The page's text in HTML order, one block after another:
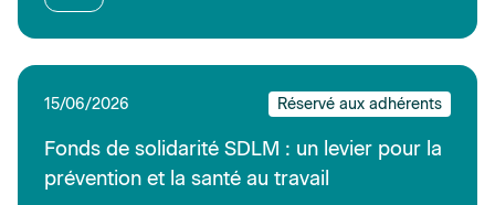
15/06/2026 Réservé aux adhérents
Fonds de solidarité SDLM : un levier pour la
prévention et la santé au travail